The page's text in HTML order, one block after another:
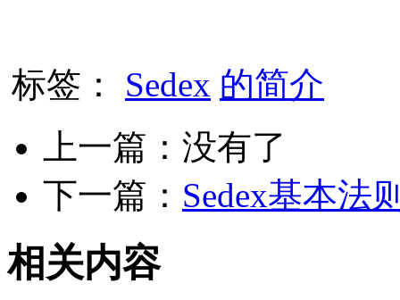
标签： Sedex 的简介
上一篇：没有了
下一篇： Sedex基本法
相关内容